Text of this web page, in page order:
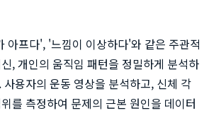
프다', '느낌이 이상하다'와 같은 주관적
, 개인의 움직임 패턴을 정밀하게 분석하
용자의 운동 영상을 분석하고, 신체 각
를 측정하여 문제의 근본 원인을 데이터